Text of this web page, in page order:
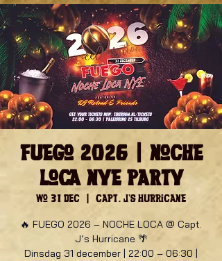
Fuego 2026 | Noche
Loca NYE Party
wo 31 dec Capt. J's Hurricane
🔥 FUEGO 2026 – NOCHE LOCA @ Capt.
J’s Hurricane 🌴
Dinsdag 31 december | 22:00 – 06:30 |